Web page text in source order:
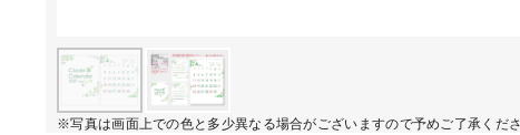
※写真は画面上での色と多少異なる場合がございますので予めご了承くだ